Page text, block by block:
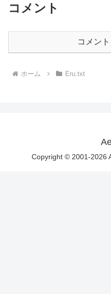
コメント
コメン
ホーム Eru.txt
Copyright © 2001-2026